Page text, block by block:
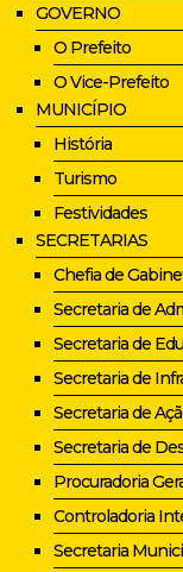
GOVERNO
O Prefeito
O Vice-Prefeito
MUNICÍPIO
História
Turismo
Festividades
SECRETARIAS
Chefia de
Secretaria de
Secretaria de
Secretaria de
Secretaria de
Secretaria de
Procuradoria
Controladoria
Secretaria